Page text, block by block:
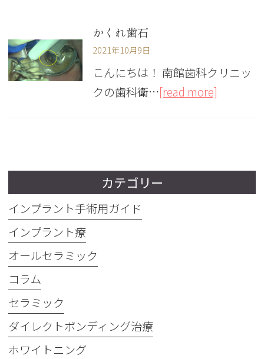
かくれ歯石
2021年10月9日
こんにちは！ 南館歯科クリニッ
クの歯科衛…[read more]
カテゴリー
インプラント手術用ガイド
インプラント療
オールセラミック
コラム
セラミック
ダイレクトボンディング治療
ホワイトニング